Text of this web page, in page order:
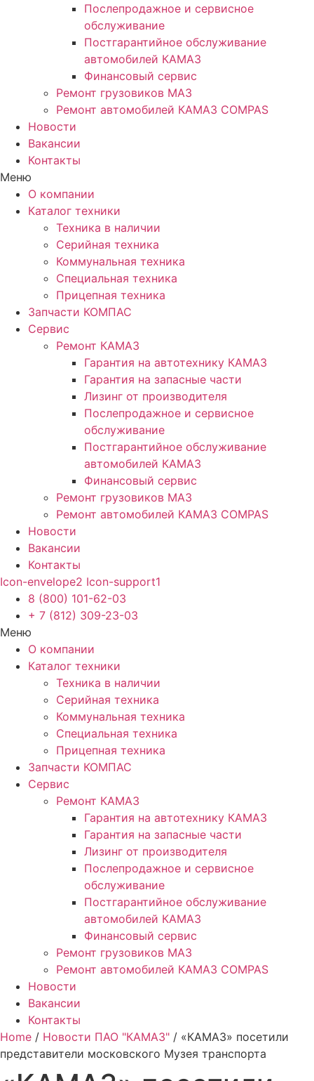
Послепродажное и сервисное
обслуживание
Постгарантийное обслуживание
автомобилей КАМАЗ
Финансовый сервис
Ремонт грузовиков МАЗ
Ремонт автомобилей КАМАЗ COMPAS
Новости
Вакансии
Контакты
Меню
О компании
Каталог техники
Техника в наличии
Серийная техника
Коммунальная техника
Специальная техника
Прицепная техника
Запчасти КОМПАС
Сервис
Ремонт КАМАЗ
Гарантия на автотехнику КАМАЗ
Гарантия на запасные части
Лизинг от производителя
Послепродажное и сервисное
обслуживание
Постгарантийное обслуживание
автомобилей КАМАЗ
Финансовый сервис
Ремонт грузовиков МАЗ
Ремонт автомобилей КАМАЗ COMPAS
Новости
Вакансии
Контакты
Icon-envelope2 Icon-support1
8 (800) 101-62-03
+ 7 (812) 309-23-03
Меню
О компании
Каталог техники
Техника в наличии
Серийная техника
Коммунальная техника
Специальная техника
Прицепная техника
Запчасти КОМПАС
Сервис
Ремонт КАМАЗ
Гарантия на автотехнику КАМАЗ
Гарантия на запасные части
Лизинг от производителя
Послепродажное и сервисное
обслуживание
Постгарантийное обслуживание
автомобилей КАМАЗ
Финансовый сервис
Ремонт грузовиков МАЗ
Ремонт автомобилей КАМАЗ COMPAS
Новости
Вакансии
Контакты
Home / Новости ПАО "КАМАЗ" / «КАМАЗ» посетили
представители московского Музея транспорта